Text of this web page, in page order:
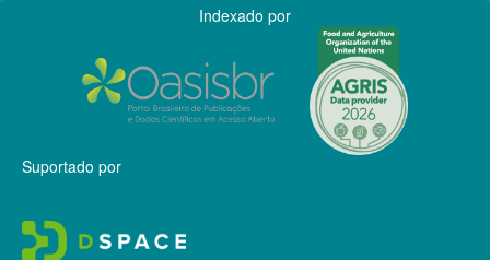
Indexado por
Suportado por